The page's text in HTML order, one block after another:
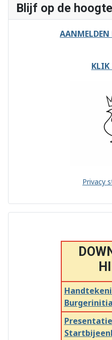
Blijf op de hoogte
AANMELDEN
Privacy
Presentatie